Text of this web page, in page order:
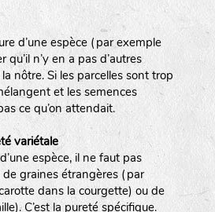
www.sativa-
www.semaille.com
d’une espèce (par exemple
qu’il n’y en a pas d’autres
nôtre. Si les parcelles sont trop
et les semences
ce qu’on attendait.
variétale
espèce, il ne faut pas
graines étrangères (par
dans la courgette) ou de
C’est la pureté spécifique.